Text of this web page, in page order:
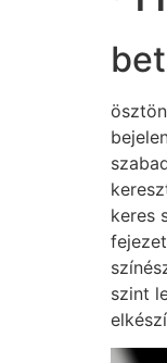
keres
szint